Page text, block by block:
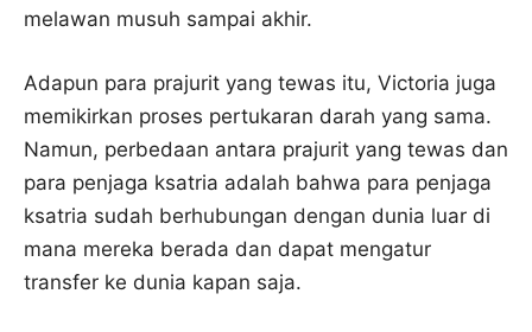
melawan musuh sampai akhir.
Adapun para prajurit yang tewas itu, Victoria juga
memikirkan proses pertukaran darah yang sama.
Namun, perbedaan antara prajurit yang tewas dan
para penjaga ksatria adalah bahwa para penjaga
ksatria sudah berhubungan dengan dunia luar di
mana mereka berada dan dapat mengatur
transfer ke dunia kapan saja.